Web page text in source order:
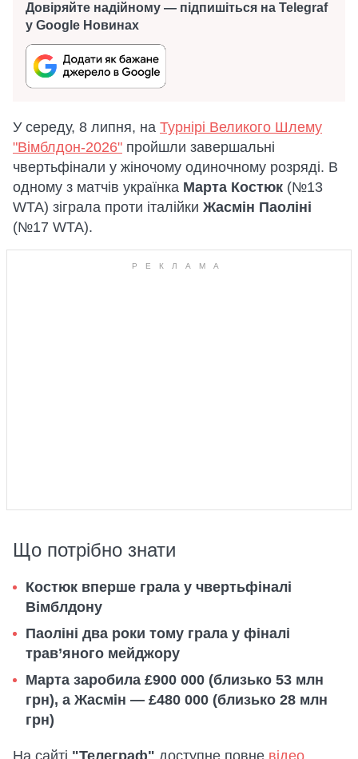
Довіряйте надійному — підпишіться на Telegraf
у Google Новинах
У середу, 8 липня, на Турнірі Великого Шлему
"Вімблдон-2026" пройшли завершальні
чвертьфінали у жіночому одиночному розряді. В
одному з матчів українка Марта Костюк (№13
WTA) зіграла проти італійки Жасмін Паоліні
(№17 WTA).
Що потрібно знати
Костюк вперше грала у чвертьфіналі
Вімблдону
Паоліні два роки тому грала у фіналі
трав’яного мейджору
Марта заробила £900 000 (близько 53 млн
грн), а Жасмін — £480 000 (близько 28 млн
грн)
На сайті "Телеграф" доступне повне відео